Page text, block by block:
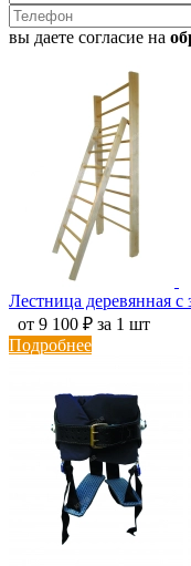
вы даете согласие на
Лестница деревянная с
от 9 100 ₽ за 1 шт
Подробнее